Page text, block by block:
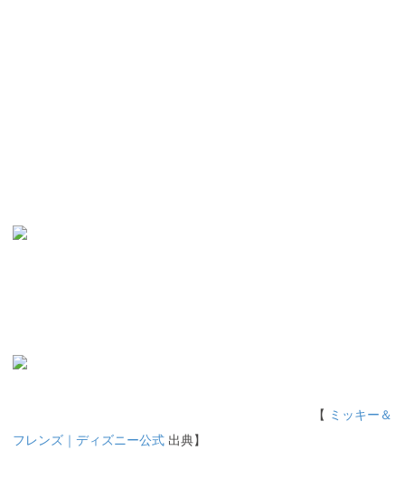
【 ミッキー＆
フレンズ｜ディズニー公式 出典】